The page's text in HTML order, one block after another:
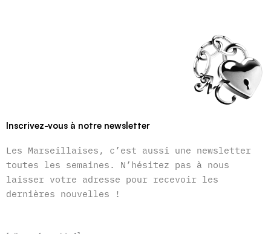
Inscrivez-vous à notre newsletter
Les Marseillaises, c’est aussi une newsletter
toutes les semaines. N’hésitez pas à nous
laisser votre adresse pour recevoir les
dernières nouvelles !